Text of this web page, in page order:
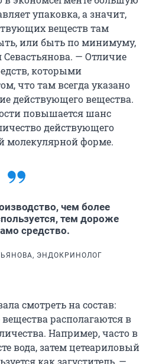
упаковка, а значит,
веществ там
или быть по минимуму,
Севастьянова. — Отличие
которыми
что там всегда указано
действующего вещества.
повышается шанс
действующего
молекулярной форме.
чем более
тем дороже
средство.
ЭНДОКРИНОЛОГ
смотреть на состав:
располагаются в
Например, часто в
вода, затем цетеариловый